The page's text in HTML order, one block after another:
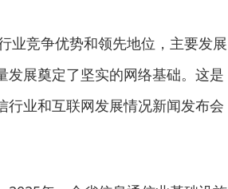
业竞争优势和领先地位，主要发展
展奠定了坚实的网络基础。这是
业和互联网发展情况新闻发布会